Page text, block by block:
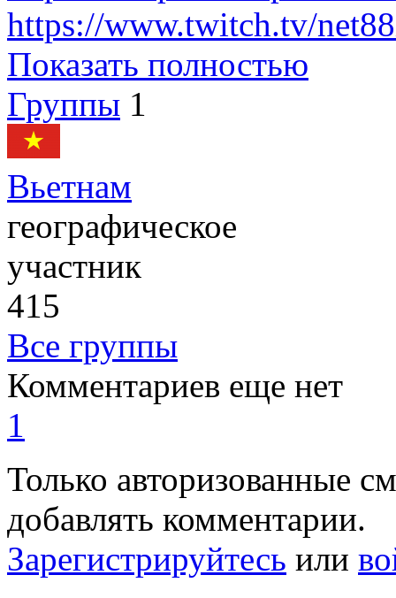
https://www.twitch.tv/
Показать полностью
Группы 1
Вьетнам
географическое
участник
415
Все группы
Комментариев еще нет
1
Только авторизованные
добавлять комментарии.
Зарегистрируйтесь или